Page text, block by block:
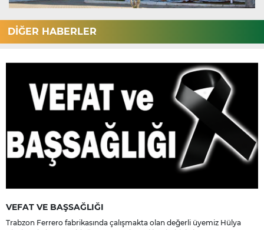
DİĞER HABERLER
VEFAT VE BAŞSAĞLIĞI
Trabzon Ferrero fabrikasında çalışmakta olan değerli üyemiz Hülya